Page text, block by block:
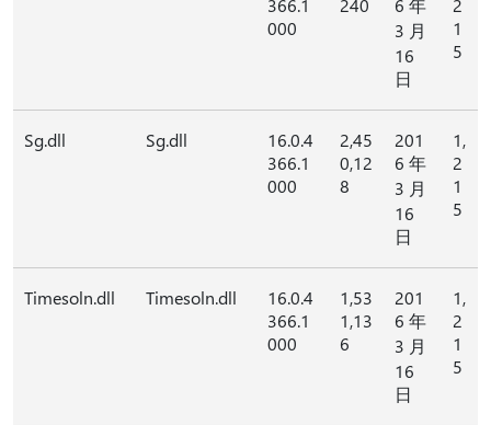
366.1
000
240
6 年
3 月
16
日
2
1
5
Sg.dll Sg.dll
16.0.4
366.1
000
2,45
0,12
8
201
6 年
3 月
16
日
1,
2
1
5
Timesoln.dll Timesoln.dll
16.0.4
366.1
000
1,53
1,13
6
201
6 年
3 月
16
日
1,
2
1
5